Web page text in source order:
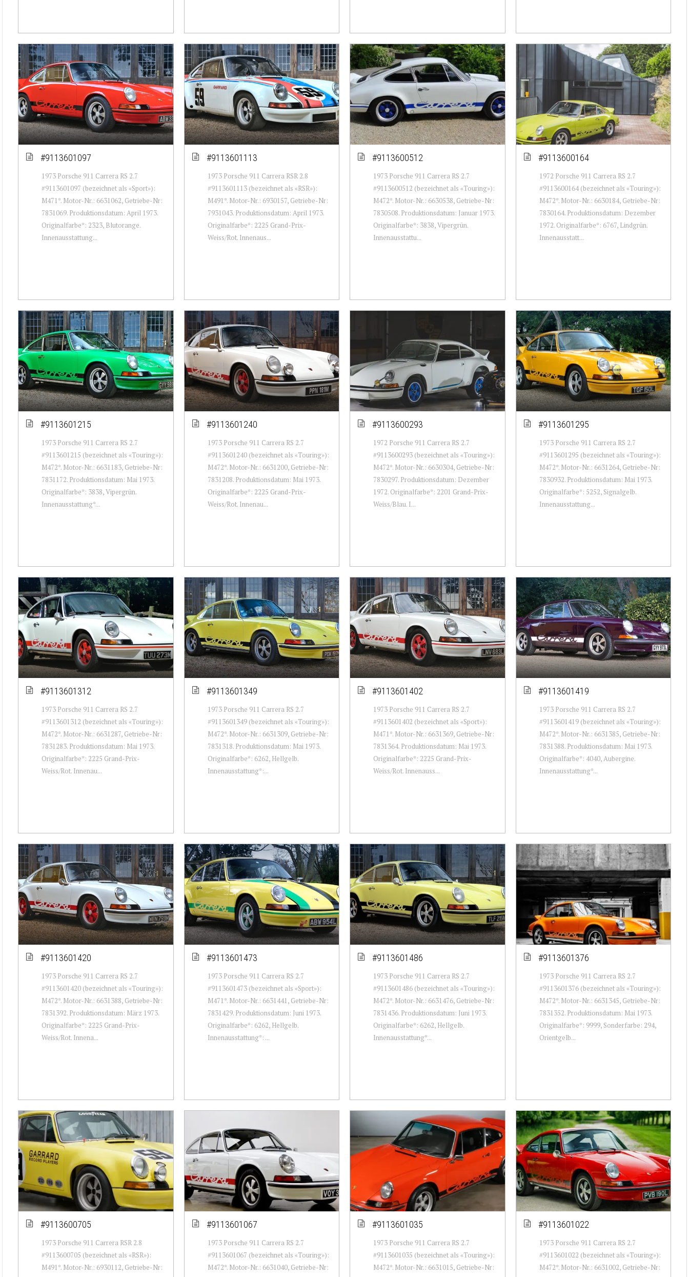
#9113601097
1973 Porsche 911 Carrera RS 2.7
#9113601097 (bezeichnet als «Sport»):
M471*. Motor-Nr.: 6631062, Getriebe-Nr:
7831069. Produktionsdatum: April 1973.
Originalfarbe*: 2323, Blutorange.
Innenausstattung...
#9113601113
1973 Porsche 911 Carrera RSR 2.8
#9113601113 (bezeichnet als «RSR»):
M491*. Motor-Nr.: 6930157, Getriebe-Nr:
7931043. Produktionsdatum: April 1973.
Originalfarbe*: 2225 Grand-Prix-
Weiss/Rot. Innenaus...
#9113600512
1973 Porsche 911 Carrera RS 2.7
#9113600512 (bezeichnet als «Touring»):
M472*. Motor-Nr.: 6630538, Getriebe-Nr:
7830508. Produktionsdatum: Januar 1973.
Originalfarbe*: 3838, Vipergrün.
Innenausstattu...
#9113600164
1972 Porsche 911 Carrera RS 2.7
#9113600164 (bezeichnet als «Touring»):
M472*. Motor-Nr.: 6630184, Getriebe-Nr:
7830164. Produktionsdatum: Dezember
1972. Originalfarbe*: 6767, Lindgrün.
Innenausstatt...
#9113601215
1973 Porsche 911 Carrera RS 2.7
#9113601215 (bezeichnet als «Touring»):
M472*. Motor-Nr.: 6631183, Getriebe-Nr:
7831172. Produktionsdatum: Mai 1973.
Originalfarbe*: 3838, Vipergrün.
Innenausstattung*...
#9113601240
1973 Porsche 911 Carrera RS 2.7
#9113601240 (bezeichnet als «Touring»):
M472*. Motor-Nr.: 6631200, Getriebe-Nr:
7831208. Produktionsdatum: Mai 1973.
Originalfarbe*: 2225 Grand-Prix-
Weiss/Rot. Innenau...
#9113600293
1972 Porsche 911 Carrera RS 2.7
#9113600293 (bezeichnet als «Touring»):
M472*. Motor-Nr.: 6630304, Getriebe-Nr:
7830297. Produktionsdatum: Dezember
1972. Originalfarbe*: 2201 Grand-Prix-
Weiss/Blau. I...
#9113601295
1973 Porsche 911 Carrera RS 2.7
#9113601295 (bezeichnet als «Touring»):
M472*. Motor-Nr.: 6631264, Getriebe-Nr:
7830932. Produktionsdatum: Mai 1973.
Originalfarbe*: 5252, Signalgelb.
Innenausstattung...
#9113601312
1973 Porsche 911 Carrera RS 2.7
#9113601312 (bezeichnet als «Touring»):
M472*. Motor-Nr.: 6631287, Getriebe-Nr:
7831283. Produktionsdatum: Mai 1973.
Originalfarbe*: 2225 Grand-Prix-
Weiss/Rot. Innenau...
#9113601349
1973 Porsche 911 Carrera RS 2.7
#9113601349 (bezeichnet als «Touring»):
M472*. Motor-Nr.: 6631309, Getriebe-Nr:
7831318. Produktionsdatum: Mai 1973.
Originalfarbe*: 6262, Hellgelb.
Innenausstattung*:...
#9113601402
1973 Porsche 911 Carrera RS 2.7
#9113601402 (bezeichnet als «Sport»):
M471*. Motor-Nr.: 6631369, Getriebe-Nr:
7831364. Produktionsdatum: Mai 1973.
Originalfarbe*: 2225 Grand-Prix-
Weiss/Rot. Innenauss...
#9113601419
1973 Porsche 911 Carrera RS 2.7
#9113601419 (bezeichnet als «Touring»):
M472*. Motor-Nr.: 6631385, Getriebe-Nr:
7831388. Produktionsdatum: Mai 1973.
Originalfarbe*: 4040, Aubergine.
Innenausstattung*...
#9113601420
1973 Porsche 911 Carrera RS 2.7
#9113601420 (bezeichnet als «Touring»):
M472*. Motor-Nr.: 6631388, Getriebe-Nr:
7831392. Produktionsdatum: März 1973.
Originalfarbe*: 2225 Grand-Prix-
Weiss/Rot. Innena...
#9113601473
1973 Porsche 911 Carrera RS 2.7
#9113601473 (bezeichnet als «Sport»):
M471*. Motor-Nr.: 6631441, Getriebe-Nr:
7831429. Produktionsdatum: Juni 1973.
Originalfarbe*: 6262, Hellgelb.
Innenausstattung*: ...
#9113601486
1973 Porsche 911 Carrera RS 2.7
#9113601486 (bezeichnet als «Touring»):
M472*. Motor-Nr.: 6631476, Getriebe-Nr:
7831436. Produktionsdatum: Juni 1973.
Originalfarbe*: 6262, Hellgelb.
Innenausstattung*...
#9113601376
1973 Porsche 911 Carrera RS 2.7
#9113601376 (bezeichnet als «Touring»):
M472*. Motor-Nr.: 6631345, Getriebe-Nr:
7831352. Produktionsdatum: Mai 1973.
Originalfarbe*: 9999, Sonderfarbe: 294,
Orientgelb...
#9113600705
1973 Porsche 911 Carrera RSR 2.8
#9113600705 (bezeichnet als «RSR»):
M491*. Motor-Nr.: 6930112, Getriebe-Nr:
#9113601067
1973 Porsche 911 Carrera RS 2.7
#9113601067 (bezeichnet als «Touring»):
M472*. Motor-Nr.: 6631040, Getriebe-Nr:
#9113601035
1973 Porsche 911 Carrera RS 2.7
#9113601035 (bezeichnet als «Touring»):
M472*. Motor-Nr.: 6631015, Getriebe-Nr:
#9113601022
1973 Porsche 911 Carrera RS 2.7
#9113601022 (bezeichnet als «Touring»):
M472*. Motor-Nr.: 6631002, Getriebe-Nr: